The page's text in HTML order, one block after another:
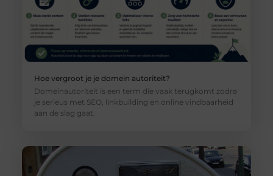
Hoe vergroot je je domein autoriteit?
Domeinautoriteit is een term die vaak terugkomt zodra
je serieus met SEO, linkbuilding en online vindbaarheid
aan de slag gaat.